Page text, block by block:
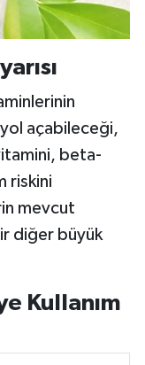
açabileceği,
beta-
riskini
mevcut
diğer büyük
Kullanım